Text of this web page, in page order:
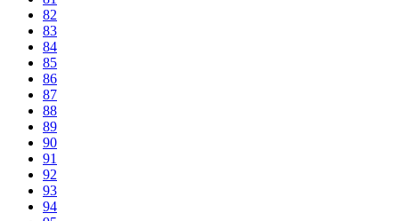
82
83
84
85
86
87
88
89
90
91
92
93
94